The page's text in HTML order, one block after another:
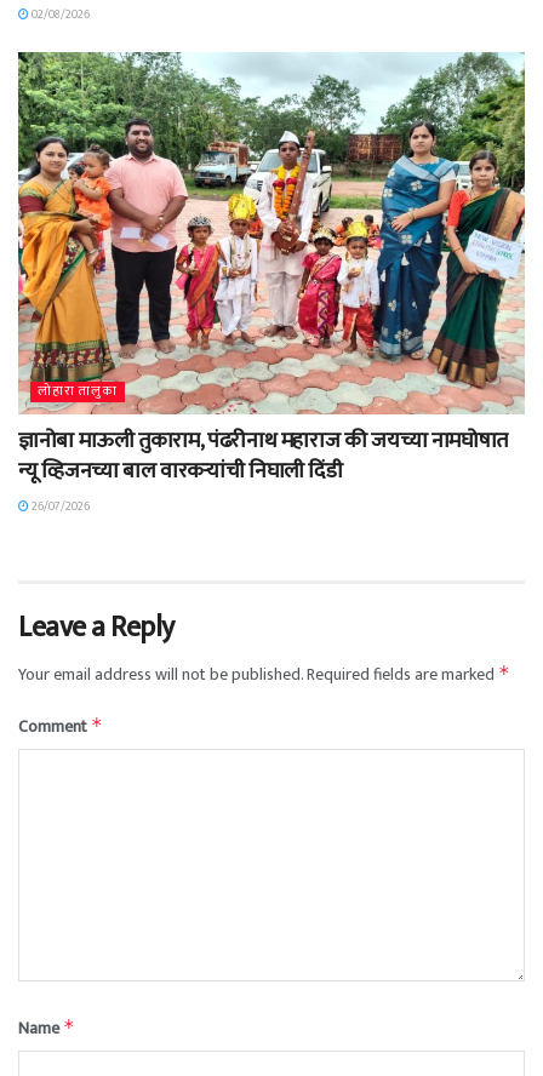
02/08/2026
लोहारा तालुका
ज्ञानोबा माऊली तुकाराम, पंढरीनाथ महाराज की जयच्या नामघोषात
न्यू व्हिजनच्या बाल वारकऱ्यांची निघाली दिंडी
26/07/2026
Leave a Reply
Your email address will not be published.Required fields are marked *
Comment *
Name*